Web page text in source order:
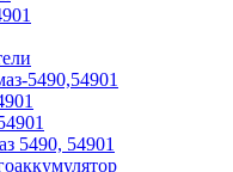
5490,54901
5490, 54901